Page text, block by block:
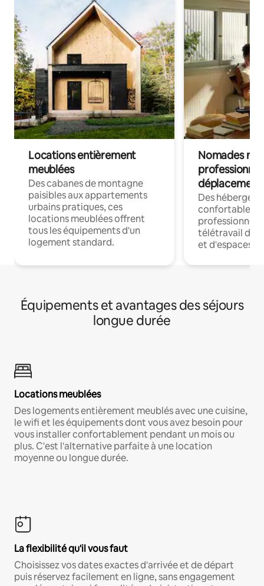
Locations entièrement
meublées
Des cabanes de montagne
paisibles aux appartements
urbains pratiques, ces
locations meublées offrent
tous les équipements d'un
logement standard.
Nomades
déplacement
Des
confortables
professionnels
télétravail
et d'espaces
Équipements et avantages des séjours
longue durée
Locations meublées
Des logements entièrement meublés avec une cuisine,
le wifi et les équipements dont vous avez besoin pour
vous installer confortablement pendant un mois ou
plus. C'est l'alternative parfaite à une location
moyenne ou longue durée.
La flexibilité qu'il vous faut
Choisissez vos dates exactes d'arrivée et de départ
puis réservez facilement en ligne, sans engagement